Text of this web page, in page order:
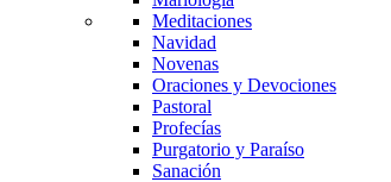
Meditaciones
Navidad
Novenas
Oraciones y Devociones
Pastoral
Profecías
Purgatorio y Paraíso
Sanación